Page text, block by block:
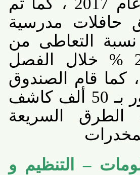
سائق حافلات مدرسية
التعاطى من
عام 2015 الى 2.9 % خلال الفصل
قام الصندوق
بإمداد الإدارة العامة للمرور بـ 50 ألف كاشف
السريعة
– التنظيم و